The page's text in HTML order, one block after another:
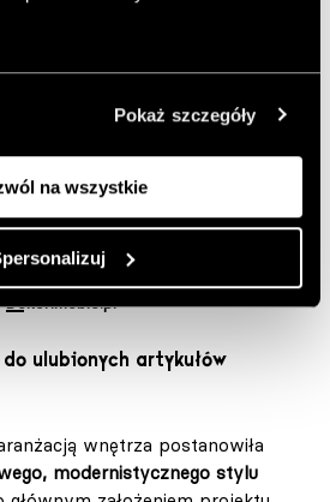
Pokaż szczegóły
na wszystkie
chwili zakochali się w
wnętrza, za którego projekt
Autor:
inarchitekci.pl/
Dekorimeble.pl
ulubionych artykułów
wnętrza postanowiła
modernistycznego stylu